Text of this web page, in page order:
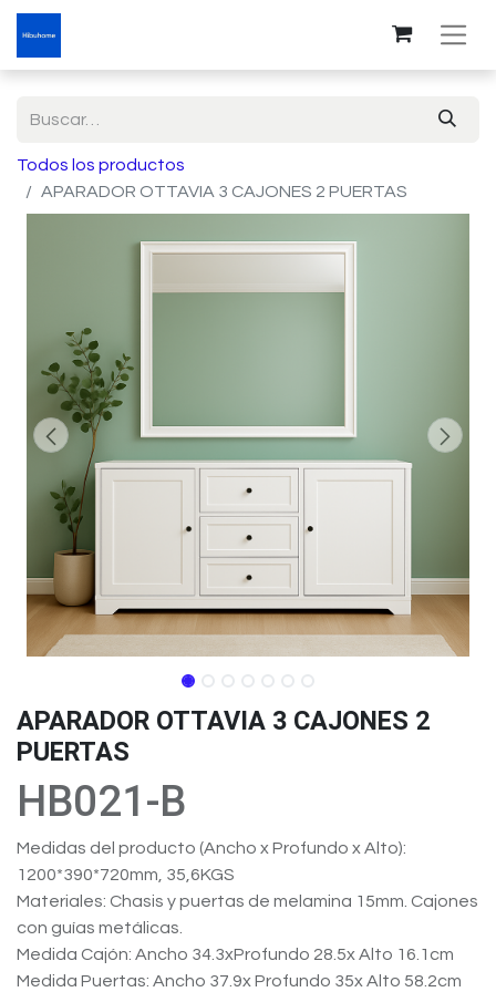
Todos los productos
APARADOR OTTAVIA 3 CAJONES 2 PUERTAS
APARADOR OTTAVIA 3 CAJONES 2
PUERTAS
HB021-B
Medidas del producto (Ancho x Profundo x Alto):
1200*390*720mm, 35,6KGS
Materiales: Chasis y puertas de melamina 15mm. Cajones
con guías metálicas.
Medida Cajón: Ancho 34.3xProfundo 28.5x Alto 16.1cm
Medida Puertas: Ancho 37.9x Profundo 35x Alto 58.2cm